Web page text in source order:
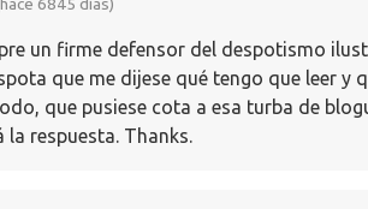
6845 días)
un firme defensor del despotismo
que me dijese qué tengo que leer y
que pusiese cota a esa turba de
respuesta. Thanks.